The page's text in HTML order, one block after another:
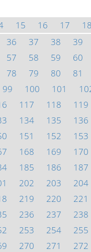
15 16 17 18
36 37 38 39
57 58 59 60
78 79 80 81
99 100 101
117 118 119
134 135 136
151 152 153
168 169 170
185 186 187
202 203 204
219 220 221
236 237 238
253 254 255
270 271 272